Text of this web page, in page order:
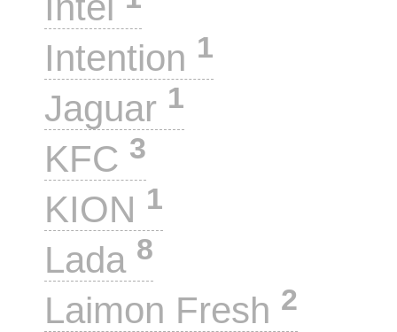
Intention 1
Jaguar 1
KFC 3
KION 1
Lada 8
Laimon Fresh 2